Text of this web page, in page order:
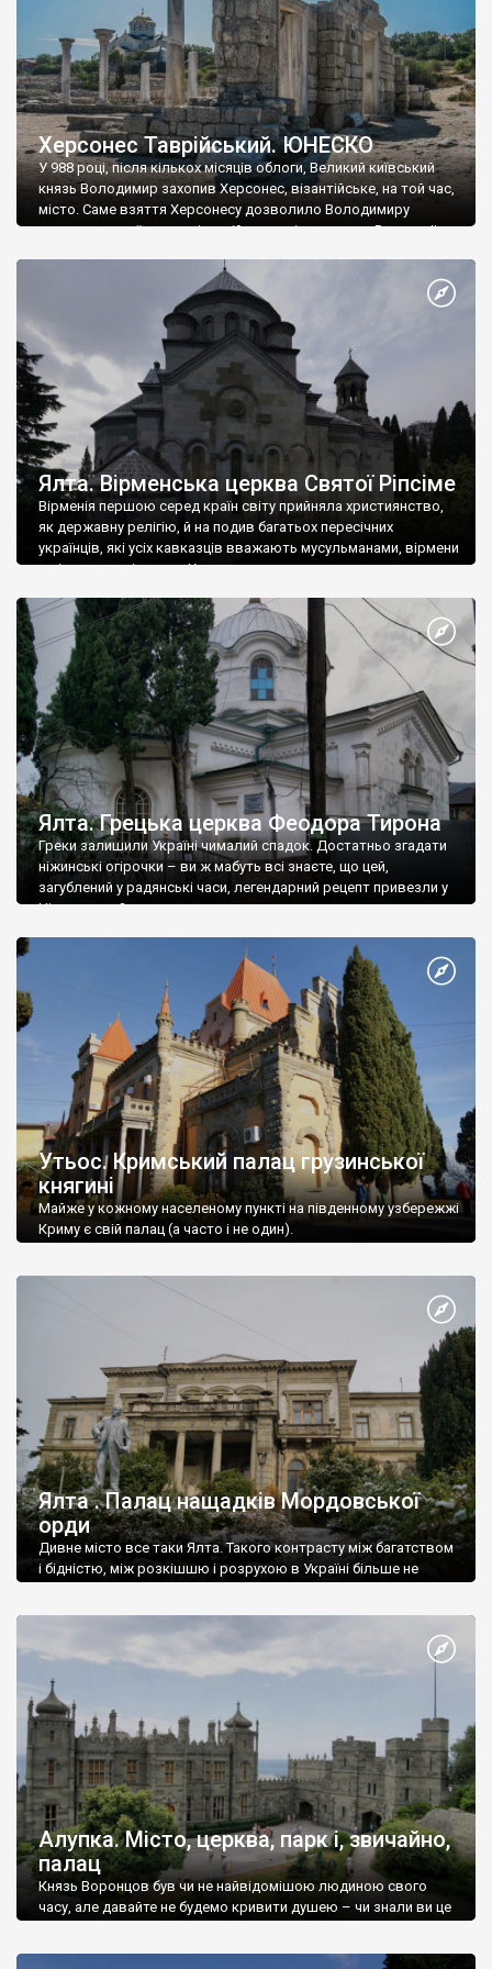
Херсонес Таврійський. ЮНЕСКО
У 988 році, після кількох місяців облоги, Великий київський
князь Володимир захопив Херсонес, візантійське, на той час,
місто. Саме взяття Херсонесу дозволило Володимиру
диктувати свої умови візантійському імператору Василю ІІ, та
Херсонесі Володимир-язичник, став Василем-християнином.
А потім було Хрещення Русі. На честь Херсонесу Таврійського
Ялта. Вірменська церква Святої Ріпсіме
Вірменія першою серед країн світу прийняла християнство,
як державну релігію, й на подив багатьох пересічних
українців, які усіх кавказців вважають мусульманами, вірмени
є відданими вірянами Христа
Ялта. Грецька церква Феодора Тирона
Греки залишили Україні чималий спадок. Достатньо згадати
ніжинські огірочки – ви ж мабуть всі знаєте, що цей,
загублений у радянські часи, легендарний рецепт привезли у
Ніжин греки?
Утьос. Кримський палац грузинської
княгині
Майже у кожному населеному пункті на південному узбережжі
Криму є свій палац (а часто і не один).
Ялта . Палац нащадків Мордовської
орди
Дивне місто все таки Ялта. Такого контрасту між багатством
і бідністю, між розкішшю і розрухою в Україні більше не
Алупка. Місто, церква, парк і, звичайно,
палац
Князь Воронцов був чи не найвідомішою людиною свого
часу, але давайте не будемо кривити душею – чи знали ви це